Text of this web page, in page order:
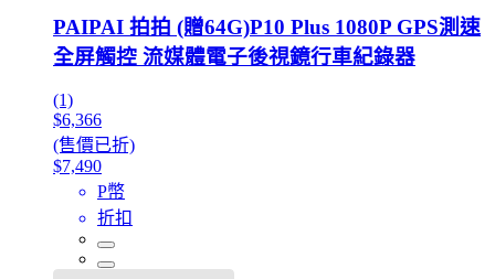
PAIPAI 拍拍 (贈64G)P10 Plus 1080P GPS測速
全屏觸控 流媒體電子後視鏡行車紀錄器
(1)
$6,366
(售價已折)
$7,490
P幣
折扣